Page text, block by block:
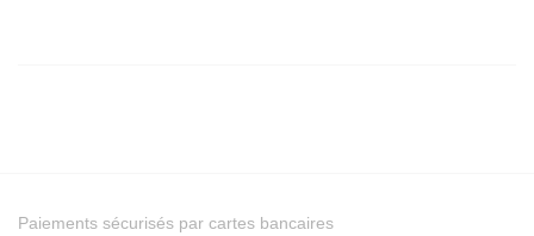
Paiements sécurisés par cartes bancaires